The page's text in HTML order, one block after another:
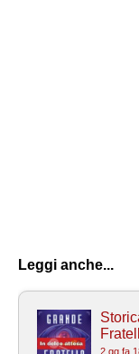
Leggi anche...
2 gg fa